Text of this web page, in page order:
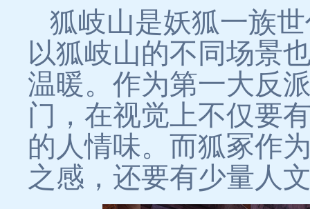
狐岐山是妖狐一族
以狐岐山的不同场景
温暖。作为第一大反
门，在视觉上不仅要
的人情味。而狐冢作
之感，还要有少量人